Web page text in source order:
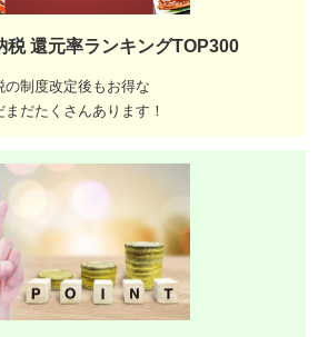
税 還元率ランキングTOP300
の制度改定後もお得な
だたくさんあります！